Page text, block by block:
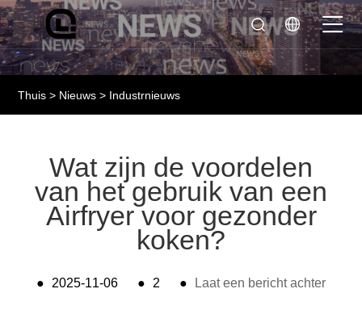
Thuis > Nieuws > Industrnieuws
Wat zijn de voordelen
van het gebruik van een
Airfryer voor gezonder
koken?
● 2025-11-06 ● 2 ● Laat een bericht achter